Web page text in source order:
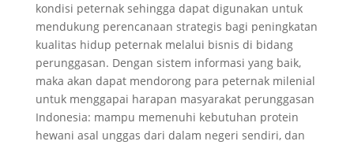
kondisi peternak sehingga dapat digunakan untuk
mendukung perencanaan strategis bagi peningkatan
kualitas hidup peternak melalui bisnis di bidang
perunggasan. Dengan sistem informasi yang baik,
maka akan dapat mendorong para peternak milenial
untuk menggapai harapan masyarakat perunggasan
Indonesia: mampu memenuhi kebutuhan protein
hewani asal unggas dari dalam negeri sendiri, dan